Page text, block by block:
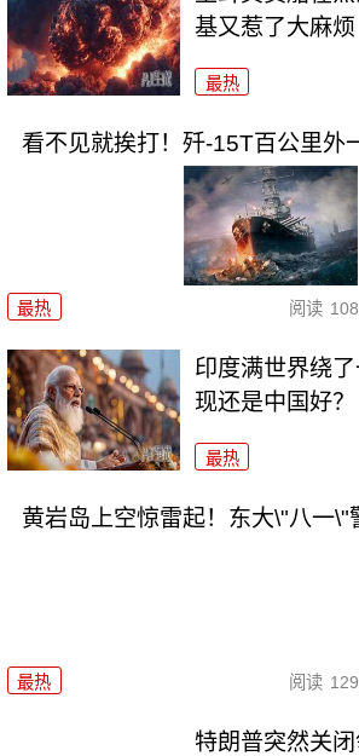
基又惹了大麻烦
最热
看不见就挨打！歼-15T百公里外
最热 阅读
印度满世界绕
现还是中国好？
最热
黄岩岛上空惊雷起！东大\"八一\"
最热 阅读
特朗普突然关